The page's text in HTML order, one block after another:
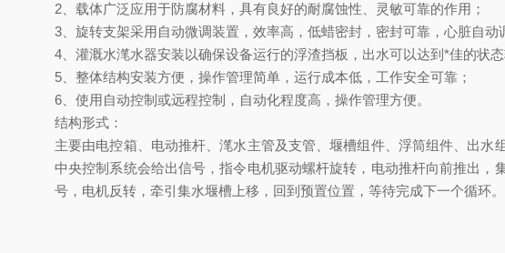
2、载体广泛应用于防腐材料，具有良好的耐腐蚀性、灵敏可靠的作用；
3、旋转支架采用自动微调装置，效率高，低蜡密封，密封可靠，心脏自动
4、灌溉水滗水器安装以确保设备运行的浮渣挡板，出水可以达到*佳的状
5、整体结构安装方便，操作管理简单，运行成本低，工作安全可靠；
6、使用自动控制或远程控制，自动化程度高，操作管理方便。
结构形式：
主要由电控箱、电动推杆、滗水主管及支管、堰槽组件、浮筒组件、出
中央控制系统会给出信号，指令电机驱动螺杆旋转，电动推杆向前推出
号，电机反转，牵引集水堰槽上移，回到预置位置，等待完成下一个循环。